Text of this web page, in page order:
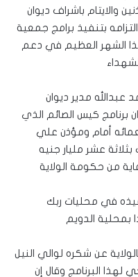
والايتام باشراف ديوان
بتنفيذ برامج جمعية
الشهر العظيم في دعم
عبدالله مدير ديوان
ان برنامج كيس الصائم الذي
أمام ومؤذن علي
عشر مليار جنيه
من حكومة الولاية
في محليات ربك
الدويم
عن شكره لوالي النيل
لهذا البرنامج وقال إن